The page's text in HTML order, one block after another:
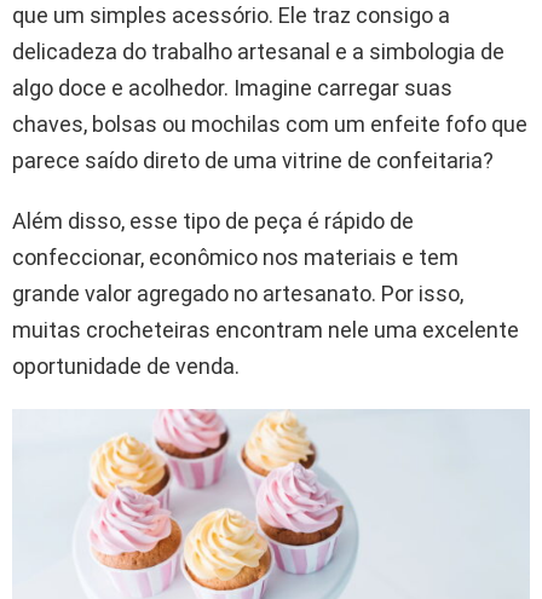
que um simples acessório. Ele traz consigo a
delicadeza do trabalho artesanal e a simbologia de
algo doce e acolhedor. Imagine carregar suas
chaves, bolsas ou mochilas com um enfeite fofo que
parece saído direto de uma vitrine de confeitaria?
Além disso, esse tipo de peça é rápido de
confeccionar, econômico nos materiais e tem
grande valor agregado no artesanato. Por isso,
muitas crocheteiras encontram nele uma excelente
oportunidade de venda.